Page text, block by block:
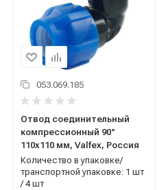
053.069.185
Отвод соединительный
компрессионный 90°
110x110 мм, Valfex, Россия
Количество в упаковке/
транспортной упаковке: 1 шт
/ 4 шт